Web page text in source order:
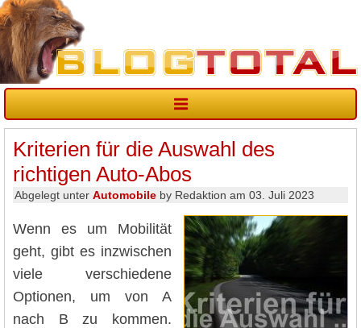
Kriterien für die Auswahl des
richtigen Auto-Abos
Abgelegt unter Automobile by Redaktion am 03. Juli 2023
Wenn es um Mobilität
geht, gibt es inzwischen
viele verschiedene
Optionen, um von A
nach B zu kommen.